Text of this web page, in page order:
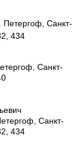
Петергоф, Санкт-
434
Санкт-
Санкт-
434